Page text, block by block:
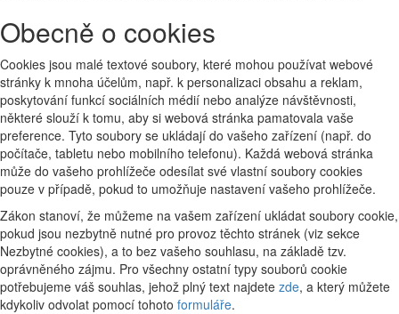
Obecně o cookies
Cookies jsou malé textové soubory, které mohou používat webové
stránky k mnoha účelům, např. k personalizaci obsahu a reklam,
poskytování funkcí sociálních médií nebo analýze návštěvnosti,
některé slouží k tomu, aby si webová stránka pamatovala vaše
preference. Tyto soubory se ukládají do vašeho zařízení (např. do
počítače, tabletu nebo mobilního telefonu). Každá webová stránka
může do vašeho prohlížeče odesílat své vlastní soubory cookies
pouze v případě, pokud to umožňuje nastavení vašeho prohlížeče.
Zákon stanoví, že můžeme na vašem zařízení ukládat soubory cookie,
pokud jsou nezbytně nutné pro provoz těchto stránek (viz sekce
Nezbytné cookies), a to bez vašeho souhlasu, na základě tzv.
oprávněného zájmu. Pro všechny ostatní typy souborů cookie
potřebujeme váš souhlas, jehož plný text najdete zde, a který můžete
kdykoliv odvolat pomocí tohoto formuláře.